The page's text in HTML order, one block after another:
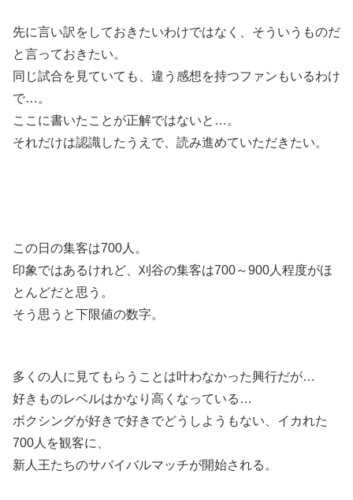
先に言い訳をしておきたいわけではなく、そういうものだ
と言っておきたい。
同じ試合を見ていても、違う感想を持つファンもいるわけ
で…。
ここに書いたことが正解ではないと…。
それだけは認識したうえで、読み進めていただきたい。
この日の集客は700人。
印象ではあるけれど、刈谷の集客は700～900人程度がほ
とんどだと思う。
そう思うと下限値の数字。
多くの人に見てもらうことは叶わなかった興行だが…
好きものレベルはかなり高くなっている…
ボクシングが好きで好きでどうしようもない、イカれた
700人を観客に、
新人王たちのサバイバルマッチが開始される。